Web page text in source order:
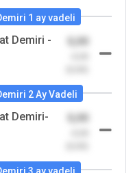
1 ay vadeli
Demiri -
2 Ay Vadeli
Demiri-